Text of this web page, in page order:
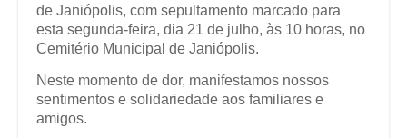
de Janiópolis, com sepultamento marcado para
esta segunda-feira, dia 21 de julho, às 10 horas, no
Cemitério Municipal de Janiópolis.
Neste momento de dor, manifestamos nossos
sentimentos e solidariedade aos familiares e
amigos.